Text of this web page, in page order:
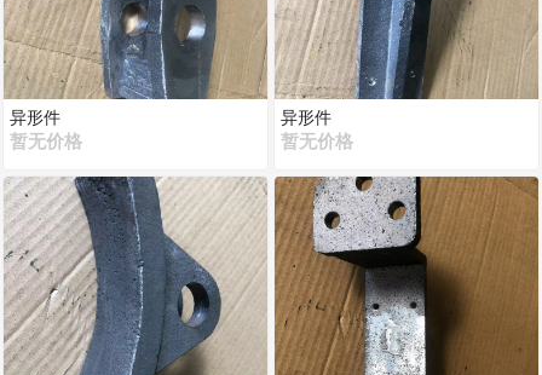
滚齿 插齿 剃齿 刨齿加工
钢管厂三辊定径机配件
非标减速机成产厂家
包装机齿轮厂
插齿加工
齿轮生产厂家
齿条
对外机械加工
异形件
暂无价格
异形件
暂无价格